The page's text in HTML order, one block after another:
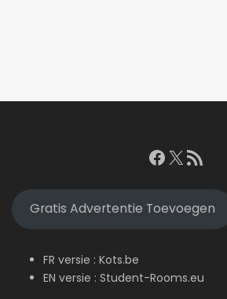
Facebook
X RSS feed
Gratis Advertentie Toevoegen
FR versie : Kots.be
EN versie : Student-Rooms.eu